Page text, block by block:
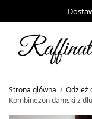
Strona główna / Odzież
Kombinezon damski z